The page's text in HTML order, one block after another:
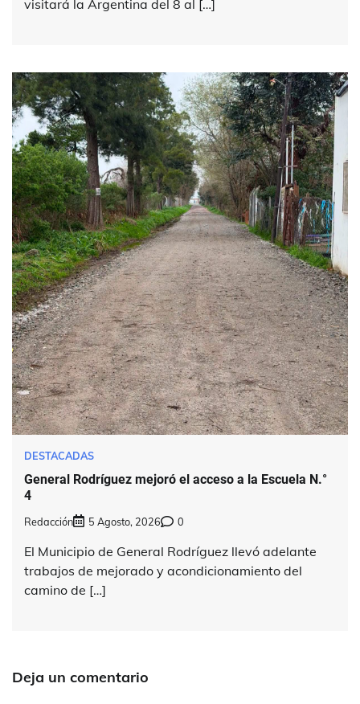
visitará la Argentina del 8 al […]
DESTACADAS
General Rodríguez mejoró el acceso a la Escuela N.°
4
Redacción 5 Agosto, 2026 0
El Municipio de General Rodríguez llevó adelante
trabajos de mejorado y acondicionamiento del
camino de […]
Deja un comentario